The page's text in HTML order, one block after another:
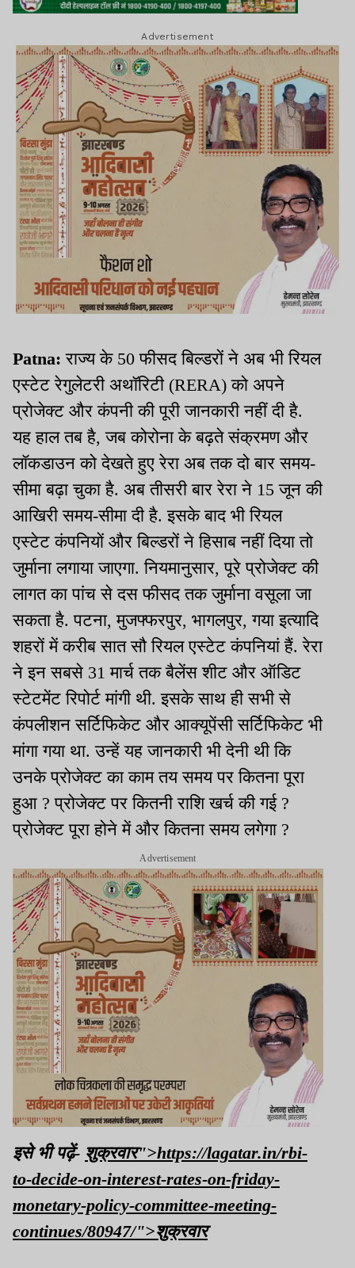
Advertisement
Patna:राज्य के 50 फीसद बिल्डरों ने अब भी रियल
एस्टेट रेगुलेटरी अथॉरिटी (RERA) को अपने
प्रोजेक्ट और कंपनी की पूरी जानकारी नहीं दी है.
यह हाल तब है, जब कोरोना के बढ़ते संक्रमण और
लॉकडाउन को देखते हुए रेरा अब तक दो बार समय-
सीमा बढ़ा चुका है. अब तीसरी बार रेरा ने 15 जून की
आखिरी समय-सीमा दी है. इसके बाद भी रियल
एस्टेट कंपनियों और बिल्डरों ने हिसाब नहीं दिया तो
जुर्माना लगाया जाएगा. नियमानुसार, पूरे प्रोजेक्ट की
लागत का पांच से दस फीसद तक जुर्माना वसूला जा
सकता है. पटना, मुजफ्फरपुर, भागलपुर, गया इत्यादि
शहरों में करीब सात सौ रियल एस्टेट कंपनियां हैं. रेरा
ने इन सबसे 31 मार्च तक बैलेंस शीट और ऑडिट
स्टेटमेंट रिपोर्ट मांगी थी. इसके साथ ही सभी से
कंपलीशन सर्टिफिकेट और आक्यूपेंसी सर्टिफिकेट भी
मांगा गया था. उन्हें यह जानकारी भी देनी थी कि
उनके प्रोजेक्ट का काम तय समय पर कितना पूरा
हुआ ? प्रोजेक्ट पर कितनी राशि खर्च की गई ?
प्रोजेक्ट पूरा होने में और कितना समय लगेगा ?
Advertisement
इसे भी पढ़ें- शुक्रवार">https://lagatar.in/rbi-
to-decide-on-interest-rates-on-friday-
monetary-policy-committee-meeting-
continues/80947/">शुक्रवार